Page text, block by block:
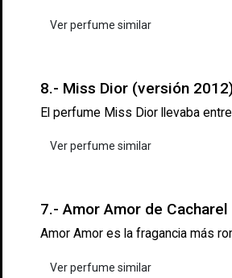
Ver perfume similar
8.- Miss Dior (versión
El perfume Miss Dior llevaba
Ver perfume similar
7.- Amor Amor de Cacharel
Amor Amor es la fragancia más
Ver perfume similar